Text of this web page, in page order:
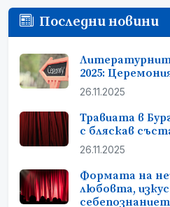
Последни новини
2025:
26.11.2025
Травиата в
с бляскав
26.11.2025
Формата на
любовта,